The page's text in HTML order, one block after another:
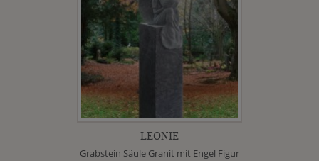
LEONIE
Grabstein Säule Granit mit Engel Figur